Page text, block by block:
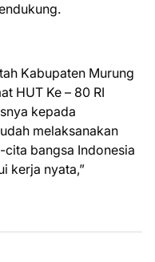
Kabupaten Murung
HUT Ke – 80 RI
kepada
melaksanakan
bangsa Indonesia
kerja nyata,”